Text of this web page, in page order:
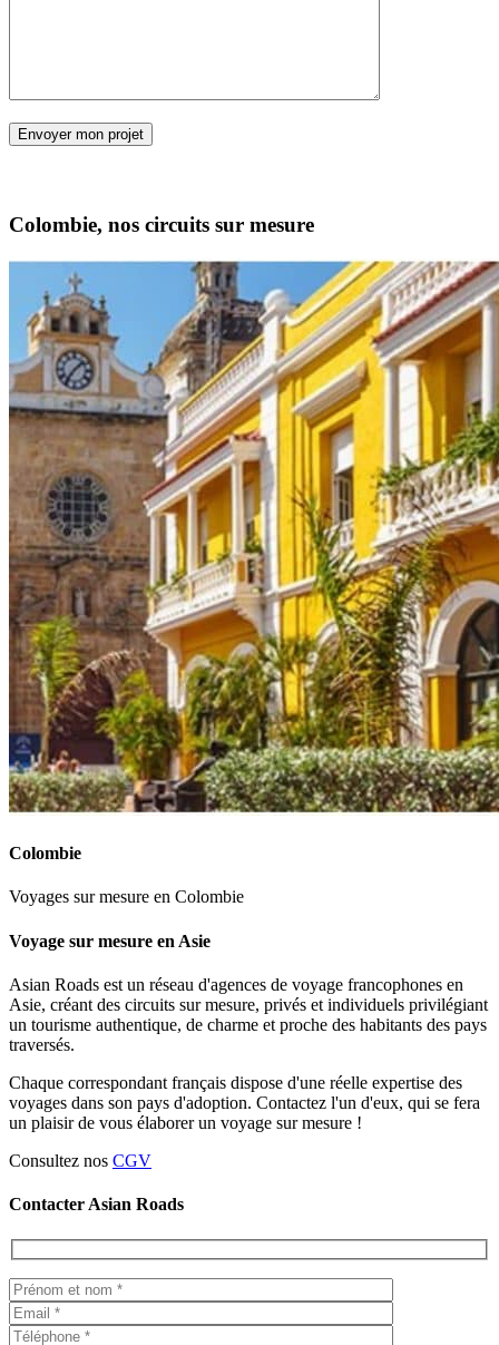
Colombie, nos circuits sur mesure
Colombie
Voyages sur mesure en Colombie
Voyage sur mesure en Asie
Asian Roads est un réseau d'agences de voyage francophones en
Asie, créant des circuits sur mesure, privés et individuels privilégiant
un tourisme authentique, de charme et proche des habitants des pays
traversés.
Chaque correspondant français dispose d'une réelle expertise des
voyages dans son pays d'adoption. Contactez l'un d'eux, qui se fera
un plaisir de vous élaborer un voyage sur mesure !
Consultez nos CGV
Contacter Asian Roads